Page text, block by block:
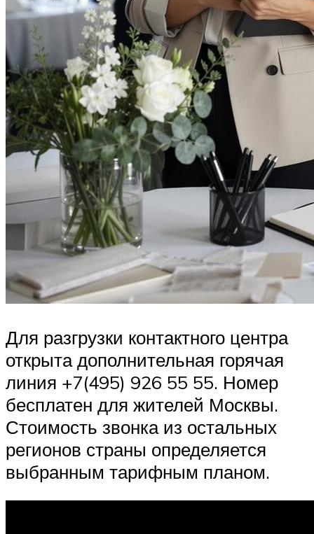
Для разгрузки контактного центра
открыта дополнительная горячая
линия +7(495) 926 55 55. Номер
бесплатен для жителей Москвы.
Стоимость звонка из остальных
регионов страны определяется
выбранным тарифным планом.